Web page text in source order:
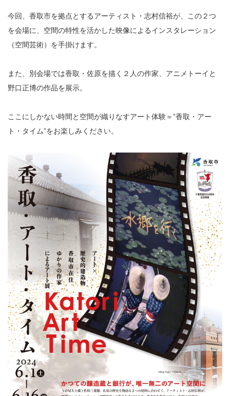
今回、香取市を拠点とするアーティスト・志村信裕が、この２つ
を会場に、空間の特性を活かした映像によるインスタレーション
（空間芸術）を手掛けます。
また、別会場では香取・佐原を描く２人の作家、アニメトーイと
野口正博の作品を展示。
ここにしかない時間と空間が織りなすアート体験＝”香取・アー
ト・タイム”をお楽しみください。